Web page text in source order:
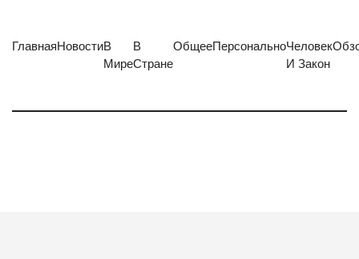
ГлавнаяНовостиВ
Мире
В
Стране
ОбщееПерсональноЧеловек
И Закон